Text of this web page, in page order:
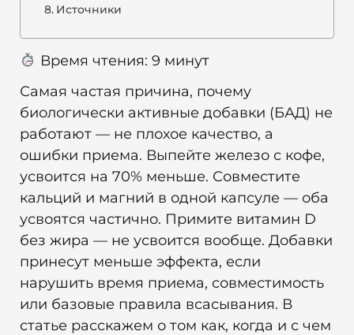
Источники
Время чтения: 9 минут
Самая частая причина, почему
биологически активные добавки (БАД) не
работают — не плохое качество, а
ошибки приема. Выпейте железо с кофе,
усвоится на 70% меньше. Совместите
кальций и магний в одной капсуле — оба
усвоятся частично. Примите витамин D
без жира — не усвоится вообще. Добавки
принесут меньше эффекта, если
нарушить время приема, совместимость
или базовые правила всасывания. В
статье расскажем о том как, когда и с чем